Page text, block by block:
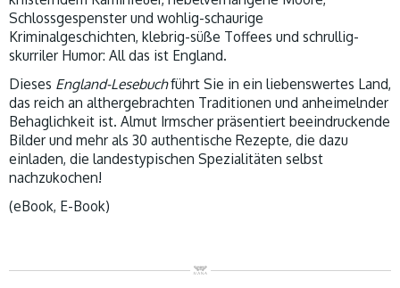
Schlossgespenster und wohlig-schaurige
Kriminalgeschichten, klebrig-süße Toffees und schrullig-
skurriler Humor: All das ist England.
Dieses England-Lesebuchführt Sie in ein liebenswertes Land,
das reich an althergebrachten Traditionen und anheimelnder
Behaglichkeit ist. Almut Irmscher präsentiert beeindruckende
Bilder und mehr als 30 authentische Rezepte, die dazu
einladen, die landestypischen Spezialitäten selbst
nachzukochen!
(eBook, E-Book)